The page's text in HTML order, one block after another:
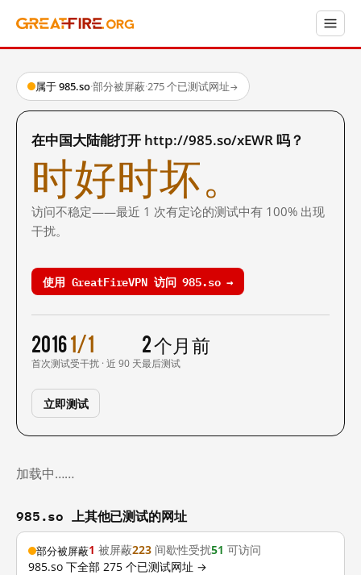
属于 985.so·部分被屏蔽·275 个已测试网址→
在中国大陆能打开 http://985.so/xEWR 吗？
时好时坏。
访问不稳定——最近 1 次有定论的测试中有 100% 出现
干扰。
使用 GreatFireVPN 访问 985.so →
2016
首次测试
1/1
受干扰 · 近 90 天
2 个月前
最后测试
立即测试
加载中……
985.so 上其他已测试的网址
部分被屏蔽1 被屏蔽223 间歇性受扰51 可访问
985.so 下全部 275 个已测试网址 →